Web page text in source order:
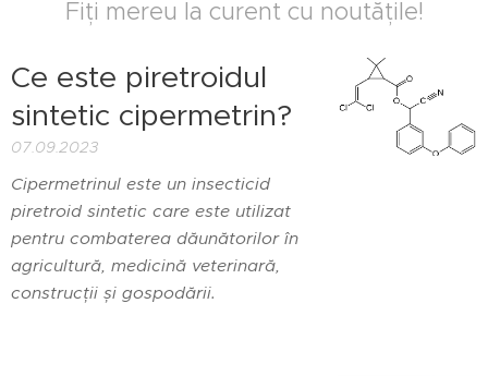
Fiți mereu la curent cu noutățile!
Ce este piretroidul
sintetic cipermetrin?
07.09.2023
Cipermetrinul este un insecticid
piretroid sintetic care este utilizat
pentru combaterea dăunătorilor în
agricultură, medicină veterinară,
construcții și gospodării.